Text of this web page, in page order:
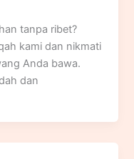
tanpa ribet?
kami dan nikmati
Anda bawa.
dan